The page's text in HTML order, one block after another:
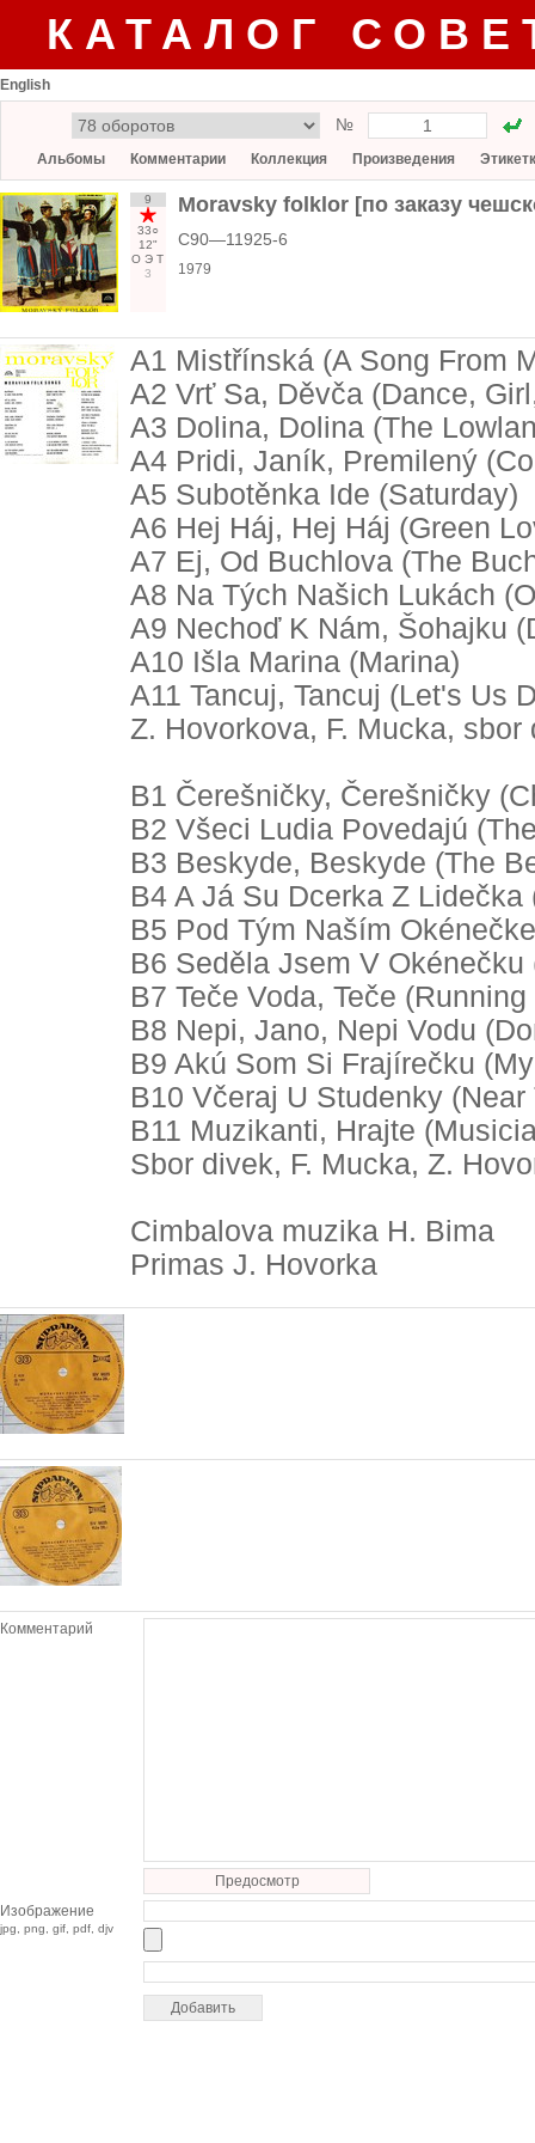
КАТАЛОГ
English
№
Альбомы Комментарии Коллекция Произведения
9
33○
12"
О Э Т
3
Moravsky folklor [по заказу
С90—11925-6
1979
A1 Mistřínská (A Song From
A2 Vrť Sa, Děvča (Dance,
A3 Dolina, Dolina (The
A4 Pridi, Janík, Premilený
A5 Subotěnka Ide (Saturday)
A6 Hej Háj, Hej Háj (Green
A7 Ej, Od Buchlova (The
A8 Na Tých Našich Lukách
A9 Nechoď K Nám, Šohajku
A10 Išla Marina (Marina)
A11 Tancuj, Tancuj (Let's Us
Z. Hovorkova, F. Mucka, sbor
B1 Čerešničky, Čerešničky
B2 Všeci Ludia Povedajú
B3 Beskyde, Beskyde (The
B4 A Já Su Dcerka Z
B5 Pod Tým Naším
B6 Seděla Jsem V
B7 Teče Voda, Teče (Running
B8 Nepi, Jano, Nepi Vodu
B9 Akú Som Si Frajírečku
B10 Včeraj U Studenky (Near
B11 Muzikanti, Hrajte
Sbor divek, F. Mucka, Z.
Cimbalova muzika H. Bima
Primas J. Hovorka
Комментарий
Предосмотр
Изображение
jpg, png, gif, pdf, djv